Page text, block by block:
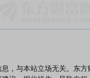
，与本站立场无关。东